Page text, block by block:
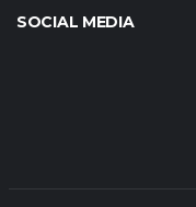
SOCIAL MEDIA